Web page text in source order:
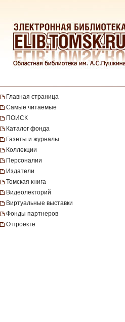
Главная страница
Самые читаемые
ПОИСК
Каталог фонда
Газеты и журналы
Коллекции
Персоналии
Издатели
Томская книга
Видеолекторий
Виртуальные выставки
Фонды партнеров
О проекте